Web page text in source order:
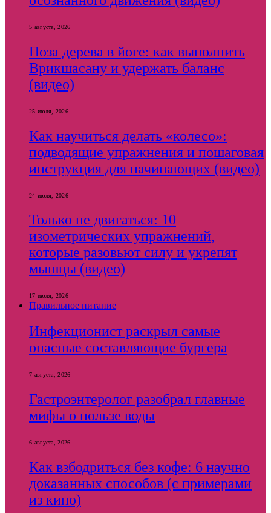
5 августа, 2026
Поза дерева в йоге: как выполнить
Врикшасану и удержать баланс
(видео)
25 июля, 2026
Как научиться делать «колесо»:
подводящие упражнения и пошаговая
инструкция для начинающих (видео)
24 июля, 2026
Только не двигаться: 10
изометрических упражнений,
которые разовьют силу и укрепят
мышцы (видео)
17 июля, 2026
Правильное питание
Инфекционист раскрыл самые
опасные составляющие бургера
7 августа, 2026
Гастроэнтеролог разобрал главные
мифы о пользе воды
6 августа, 2026
Как взбодриться без кофе: 6 научно
доказанных способов (с примерами
из кино)